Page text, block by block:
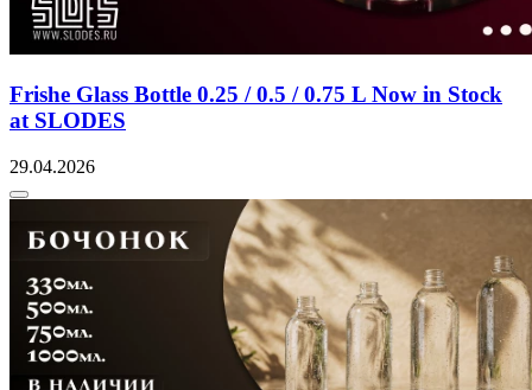
Frishe Glass Bottle 0.25 / 0.5 / 0.75 L Now in Stock
at SLODES
29.04.2026